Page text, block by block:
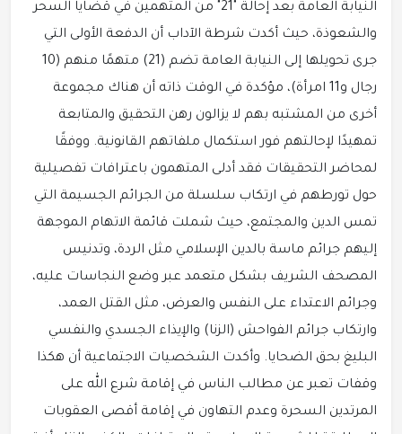
النيابة العامة بعد إحالة "21" من المتهمين في قضايا السحر
والشعوذة، حيث أكدت شرطة الآداب أن الدفعة الأولى التي
جرى تحويلها إلى النيابة العامة تضم (21) متهمًا منهم (10
رجال و11 امرأة)، مؤكدة في الوقت ذاته أن هناك مجموعة
أخرى من المشتبه بهم لا يزالون رهن التحقيق والمتابعة
تمهيدًا لإحالتهم فور استكمال ملفاتهم القانونية. ووفقًا
لمحاضر التحقيقات فقد أدلى المتهمون باعترافات تفصيلية
حول تورطهم في ارتكاب سلسلة من الجرائم الجسيمة التي
تمس الدين والمجتمع، حيث شملت قائمة الاتهام الموجهة
إليهم جرائم ماسة بالدين الإسلامي مثل الردة، وتدنيس
المصحف الشريف بشكل متعمد عبر وضع النجاسات عليه،
وجرائم الاعتداء على النفس والعرض، مثل القتل العمد،
وارتكاب جرائم الفواحش (الزنا) والإيذاء الجسدي والنفسي
البليغ بحق الضحايا. وأكدت الشخصيات الاجتماعية أن هكذا
وقفات تعبر عن مطالب الناس في إقامة شرع الله على
المرتدين السحرة وعدم التهاون في إقامة أقصى العقوبات